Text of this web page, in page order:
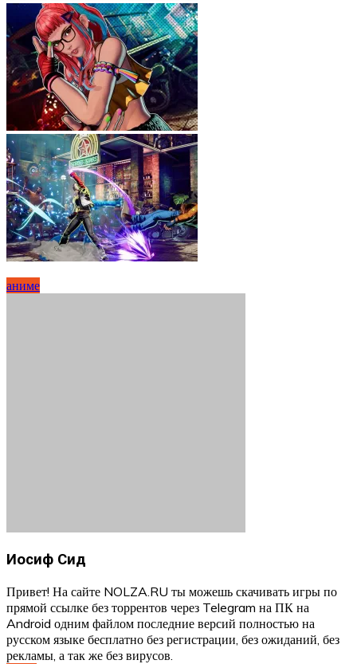
аниме
Иосиф Сид
Привет! На сайте NOLZA.RU ты можешь скачивать игры по
прямой ссылке без торрентов через Telegram на ПК на
Android одним файлом последние версий полностью на
русском языке бесплатно без регистрации, без ожиданий, без
рекламы, а так же без вирусов.